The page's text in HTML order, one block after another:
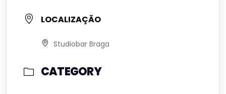
LOCALIZAÇÃO
Studiobar Braga
CATEGORY